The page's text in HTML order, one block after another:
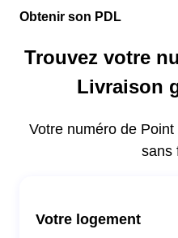
Obtenir son PDL